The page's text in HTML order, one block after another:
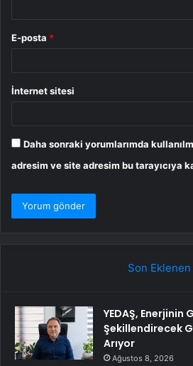
E-posta *
İnternet sitesi
Daha sonraki yorumlarımda
adresim ve site adresim bu tarayıcıya
Son Eklenen
YEDAŞ, Enerjinin
Şekillendirecek
Arıyor
Ağustos 8, 2026